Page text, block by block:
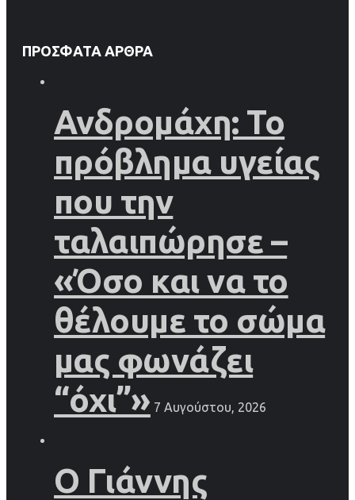
ΠΡΌΣΦΑΤΑ ΆΡΘΡΑ
Ανδρομάχη: Το
πρόβλημα υγείας
που την
ταλαιπώρησε –
«Όσο και να το
θέλουμε το σώμα
μας φωνάζει
“όχι”» 7 Αυγούστου, 2026
Ο Γιάννης